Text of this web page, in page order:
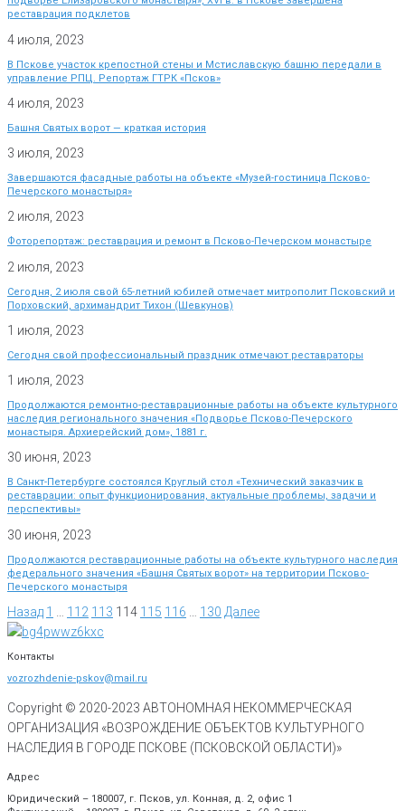
реставрация подклетов
4 июля, 2023
В Пскове участок крепостной стены и Мстиславскую башню передали в
управление РПЦ. Репортаж ГТРК «Псков»
4 июля, 2023
Башня Святых ворот — краткая история
3 июля, 2023
Завершаются фасадные работы на объекте «Музей-гостиница Псково-
Печерского монастыря»
2 июля, 2023
Фоторепортаж: реставрация и ремонт в Псково-Печерском монастыре
2 июля, 2023
Сегодня, 2 июля свой 65-летний юбилей отмечает митрополит Псковский и
Порховский, архимандрит Тихон (Шевкунов)
1 июля, 2023
Сегодня свой профессиональный праздник отмечают реставраторы
1 июля, 2023
Продолжаются ремонтно-реставрационные работы на объекте культурного
наследия регионального значения «Подворье Псково-Печерского
монастыря. Архиерейский дом», 1881 г.
30 июня, 2023
В Санкт-Петербурге состоялся Круглый стол «Технический заказчик в
реставрации: опыт функционирования, актуальные проблемы, задачи и
перспективы»
30 июня, 2023
Продолжаются реставрационные работы на объекте культурного наследия
федерального значения «Башня Святых ворот» на территории Псково-
Печерского монастыря
Назад 1 112 113 114 115 116 130 Далее
Контакты
vozrozhdenie-pskov@mail.ru
Copyright © 2020-2023 АВТОНОМНАЯ НЕКОММЕРЧЕСКАЯ
ОРГАНИЗАЦИЯ «ВОЗРОЖДЕНИЕ ОБЪЕКТОВ КУЛЬТУРНОГО
НАСЛЕДИЯ В ГОРОДЕ ПСКОВЕ (ПСКОВСКОЙ ОБЛАСТИ)»
Адрес
Юридический – 180007, г. Псков, ул. Конная, д. 2, офис 1